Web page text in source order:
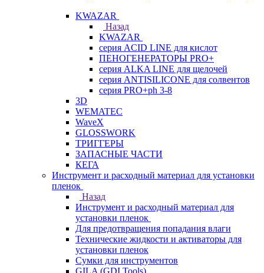
KWAZAR
Назад
KWAZAR
серия ACID LINE для кислот
ПЕНОГЕНЕРАТОРЫ PRO+
серия ALKA LINE для щелочей
серия ANTISILICONE для солвентов
серия PRO+ph 3-8
3D
WEMATEC
WaveX
GLOSSWORK
ТРИГГЕРЫ
ЗАПАСНЫЕ ЧАСТИ
КЕГА
Инструмент и расходный материал для установки
пленок
Назад
Инструмент и расходный материал для
установки пленок
Для предотвращения попадания влаги
Технические жидкости и активаторы для
установки пленок
Сумки для инструментов
GILA (GDI Tools)